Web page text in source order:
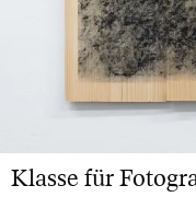
Klasse für